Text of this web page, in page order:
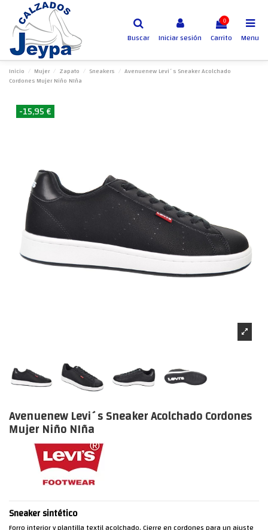
Buscar Iniciar sesión
0
Carrito Menu
Inicio Mujer Zapato Sneakers
Avenuenew Levi´s Sneaker Acolchado
Cordones Mujer Niño NIña
-15,95 €
Avenuenew Levi´s Sneaker Acolchado Cordones
Mujer Niño NIña
Sneaker sintético